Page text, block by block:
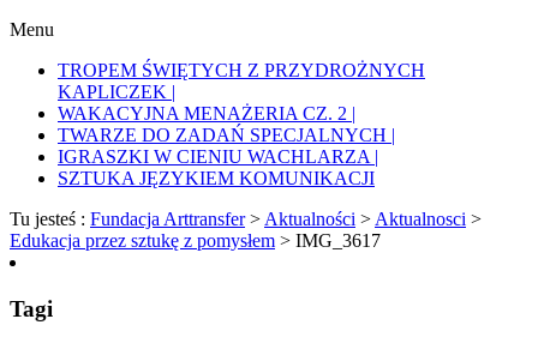
Menu
TROPEM ŚWIĘTYCH Z PRZYDROŻNYCH
KAPLICZEK |
WAKACYJNA MENAŻERIA CZ. 2 |
TWARZE DO ZADAŃ SPECJALNYCH |
IGRASZKI W CIENIU WACHLARZA |
SZTUKA JĘZYKIEM KOMUNIKACJI
Tu jesteś : Fundacja Arttransfer> Aktualności > Aktualnosci >
Edukacja przez sztukę z pomysłem > IMG_3617
Tagi